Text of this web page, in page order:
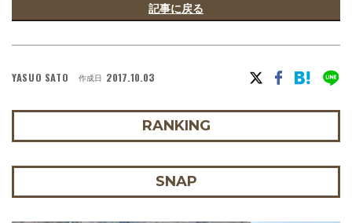
記事に戻る
YASUO SATO 作成日 2017.10.03
RANKING
SNAP